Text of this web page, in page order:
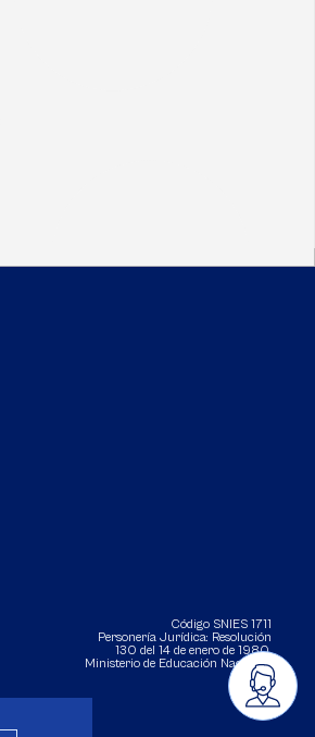
Código SNIES 1711
Personería Jurídica: Resolución
130 del 14 de enero de 1980.
Ministerio de Educación Nacional.